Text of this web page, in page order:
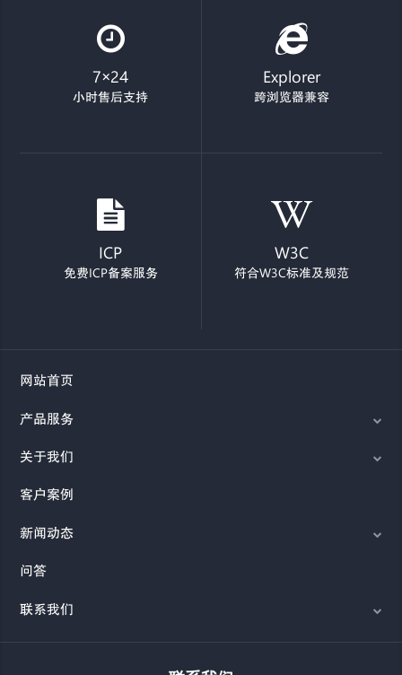
7×24
小时售后支持
Explorer
跨浏览器兼容
ICP
免费ICP备案服务
W3C
符合W3C标准及规范
网站首页
产品服务
关于我们
客户案例
新闻动态
问答
联系我们